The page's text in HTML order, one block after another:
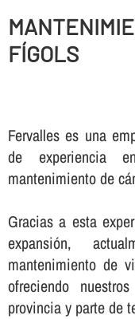
FÍGOLS
Fervalles es una
de experiencia
mantenimiento de
Gracias a esta
expansión,
mantenimiento de
ofreciendo
provincia y parte de